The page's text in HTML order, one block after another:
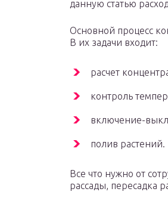
данную статью
Основной процесс
В их задачи входит:
расчет
контроль
включение-
полив растений.
Все что нужно от
рассады, пересадка